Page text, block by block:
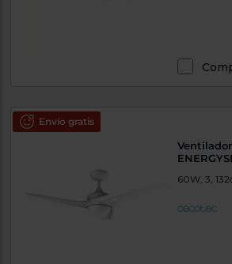
Envío gratis
60W, 3,